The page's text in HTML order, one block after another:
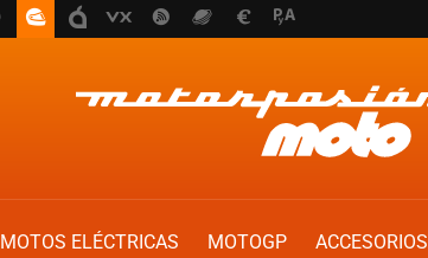
MOTOS ELÉCTRICAS MOTOGP ACCESORIOS